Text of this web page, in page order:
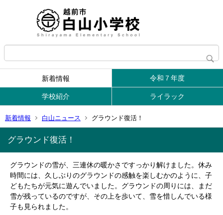
新着情報 令和７年度
学校紹介 ライラック
新着情報 白山ニュース グラウンド復活！
グラウンド復活！
グラウンドの雪が、三連休の暖かさですっかり解けました。休み
時間には、久しぶりのグラウンドの感触を楽しむかのように、子
どもたちが元気に遊んでいました。グラウンドの周りには、まだ
雪が残っているのですが、その上を歩いて、雪を惜しんでいる様
子も見られました。